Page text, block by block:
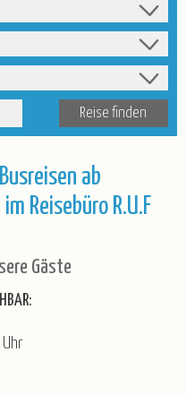
& Silvester
& Frühjahr
Newsletter
Gruppenrabatt
Liste
ab
Reisebüro R.U.F
Gäste